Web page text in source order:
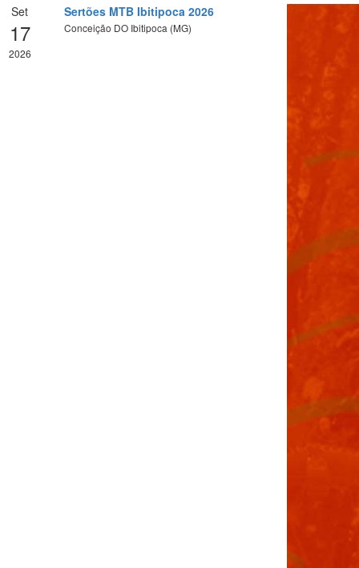
Set
17
2026
Sertões MTB Ibitipoca 2026
Conceição DO Ibitipoca (MG)